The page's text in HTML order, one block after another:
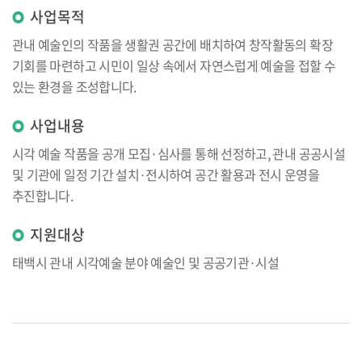
사업목적
관내 예술인의 작품을 생활권 공간에 배치하여 창작활동의 확장
기회를 마련하고 시민이 일상 속에서 자연스럽게 예술을 접할 수
있는 환경을 조성합니다.
사업내용
시각 예술 작품을 공개 모집·심사를 통해 선정하고, 관내 공공시설
및 기관에 일정 기간 설치·전시하여 공간 활용과 전시 운영을
추진합니다.
지원대상
태백시 관내 시각예술 분야 예술인 및 공공기관·시설